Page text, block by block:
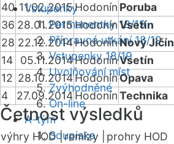
Vstupenky
Permanentky 18/19
Přípravná utkání 18/19
Vstupenky 18/19
Uvolňování míst
Zvýhodněné
On-line
A-tým
Soupiska
40 11.02.2015Hodonín Poruba
36 28.01.2015HodonínVsetín
28 22.12.2014HodonínNový Jičín
14
05.11.2014HodonínVsetín
12 28.10.2014HodonínOpava
4
27.09.2014HodonínTechnika
Četnost výsledků
výhry HOD |remízy |
prohry HOD